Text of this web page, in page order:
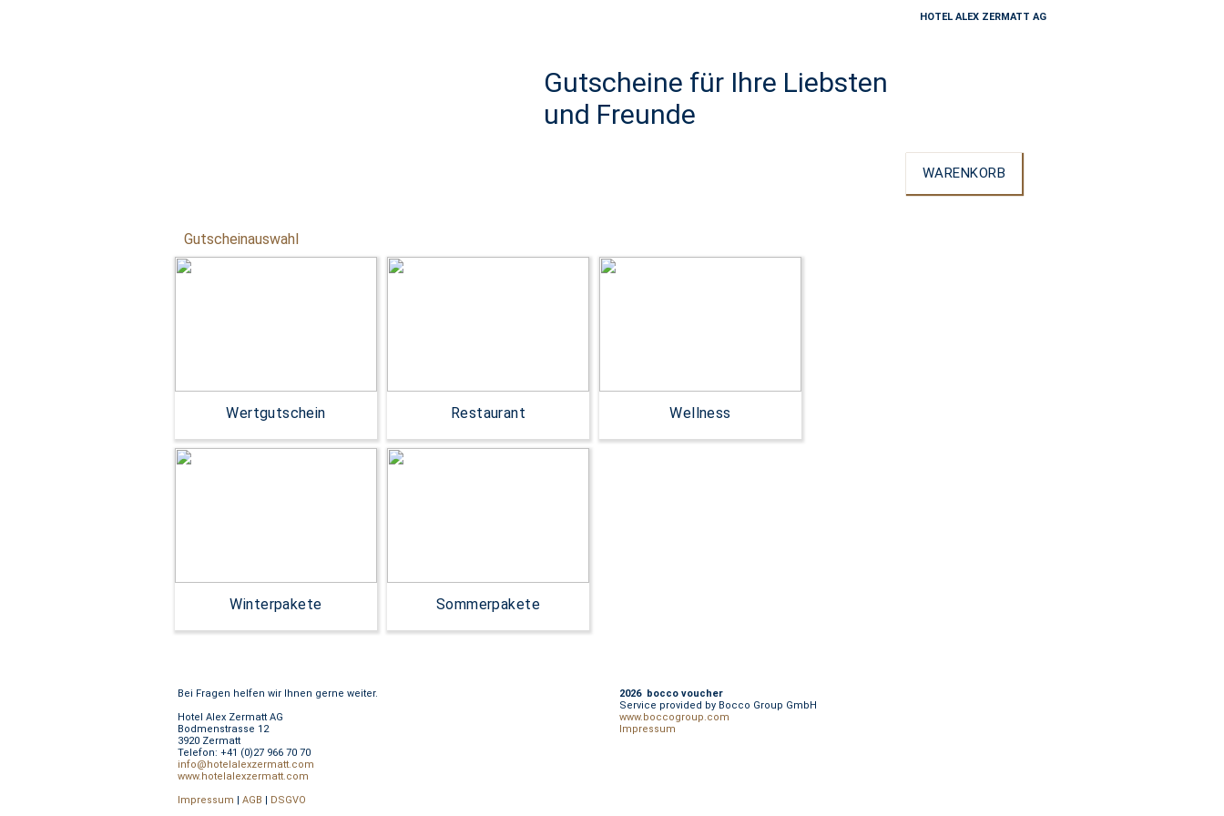
HOTEL ALEX ZERMATT AG
Gutscheine für Ihre Liebsten
und Freunde
WARENKORB
Gutscheinauswahl
Wertgutschein Restaurant Wellness
Winterpakete Sommerpakete
Bei Fragen helfen wir Ihnen gerne weiter.
Hotel Alex Zermatt AG
Bodmenstrasse 12
3920 Zermatt
Telefon: +41 (0)27 966 70 70
info@hotelalexzermatt.com
www.hotelalexzermatt.com
Impressum | AGB | DSGVO
2026 bocco voucher
Service provided by Bocco Group GmbH
www.boccogroup.com
Impressum